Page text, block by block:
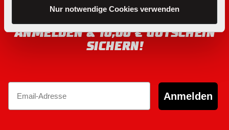
Nur notwendige Cookies verwenden
ANMELDEN & 10,00 € GUTSCHEIN
SICHERN!
Email
Anmelden